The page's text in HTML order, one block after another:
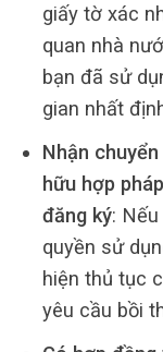
giấy tờ xác
quan nhà
bạn đã sử
gian nhất
Nhận
hữu hợp
đăng ký:
quyền sử
hiện thủ tục
yêu cầu bồi